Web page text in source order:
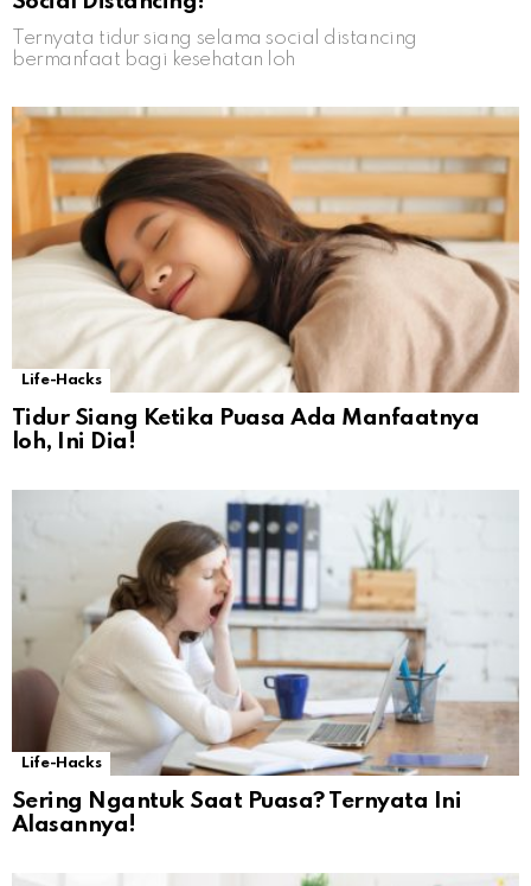
Ternyata tidur siang selama social distancing
bermanfaat bagi kesehatan loh
Life-Hacks
Tidur Siang Ketika Puasa Ada Manfaatnya
loh, Ini Dia!
Life-Hacks
Sering Ngantuk Saat Puasa? Ternyata Ini
Alasannya!